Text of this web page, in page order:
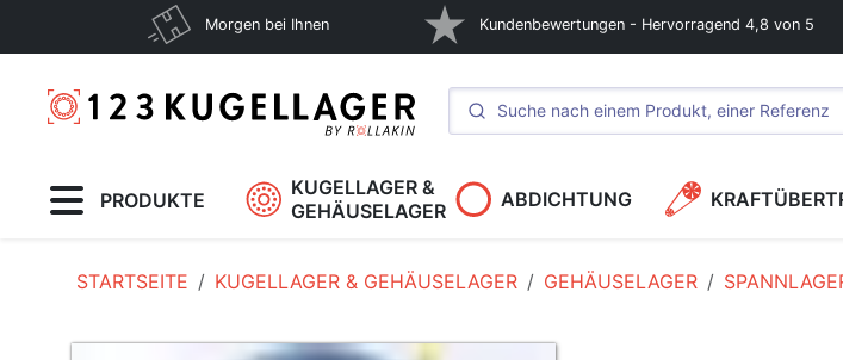
Morgen bei Ihnen Kundenbewertungen - Hervorragend 4,8 von 5
PRODUKTE
KUGELLAGER &
GEHÄUSELAGER
ABDICHTUNG
STARTSEITE KUGELLAGER & GEHÄUSELAGER GEHÄUSELAGER